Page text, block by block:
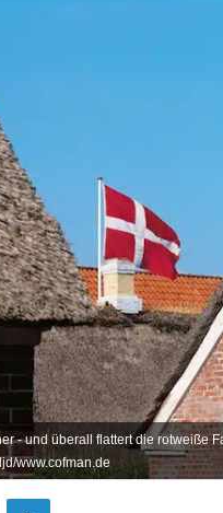
- und überall flattert die rotweiße
www.cofman.de
X